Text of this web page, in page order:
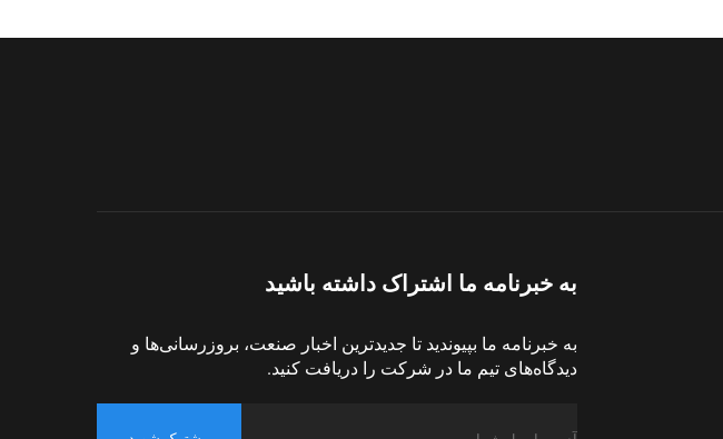
به خبرنامه ما اشتراک داشته باشید
به خبرنامه ما بپیوندید تا جدیدترین اخبار صنعت، بروزرسانی‌ها و
دیدگاه‌های تیم ما در شرکت را دریافت کنید.